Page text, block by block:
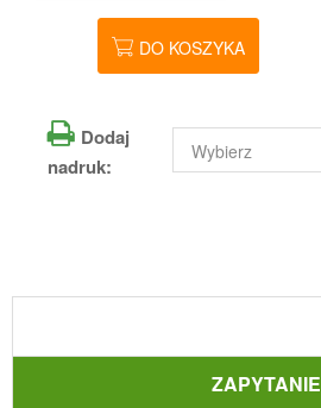
DO KOSZYKA
Dodaj
nadruk:
ZAPYTANIE